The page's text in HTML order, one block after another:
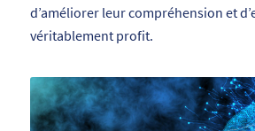
d’améliorer leur compréhension et
véritablement profit.